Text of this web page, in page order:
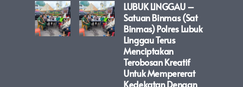
LUBUK LINGGAU –
Satuan Binmas (Sat
Binmas) Polres Lubuk
Linggau Terus
Menciptakan
Terobosan Kreatif
Untuk Mempererat
Kedekatan Dengan